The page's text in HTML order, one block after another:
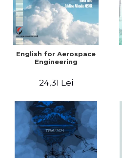
English for Aerospace
Engineering
24,31 Lei